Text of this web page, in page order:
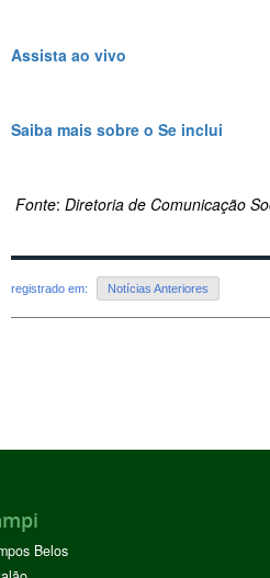
Assista ao vivo
Saiba mais sobre o Se inclui
Fonte: Diretoria de Comunicação
registrado em: Notícias Anteriores
Belos